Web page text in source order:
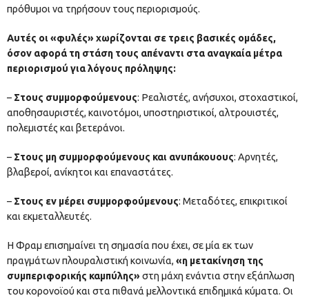
πρόθυμοι να τηρήσουν τους περιορισμούς.
Αυτές οι «φυλές» χωρίζονται σε τρεις βασικές ομάδες,
όσον αφορά τη στάση τους απέναντι στα αναγκαία μέτρα
περιορισμού για λόγους πρόληψης:
– Στους συμμορφούμενους: Ρεαλιστές, ανήσυχοι, στοχαστικοί,
αποθησαυριστές, καινοτόμοι, υποστηριστικοί, αλτρουιστές,
πολεμιστές και βετεράνοι.
– Στους μη συμμορφούμενους και ανυπάκουους: Αρνητές,
βλαβεροί, ανίκητοι και επαναστάτες.
– Στους εν μέρει συμμορφούμενους: Μεταδότες, επικριτικοί
και εκμεταλλευτές.
Η Φραμ επισημαίνει τη σημασία που έχει, σε μία εκ των
πραγμάτων πλουραλιστική κοινωνία, «η μετακίνηση της
συμπεριφορικής καμπύλης»στη μάχη ενάντια στην εξάπλωση
του κορονοϊού και στα πιθανά μελλοντικά επιδημικά κύματα. Οι